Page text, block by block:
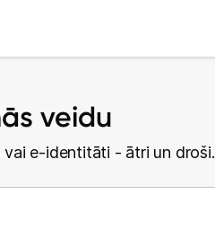
veidu
vai e-identitāti - ātri un droši.